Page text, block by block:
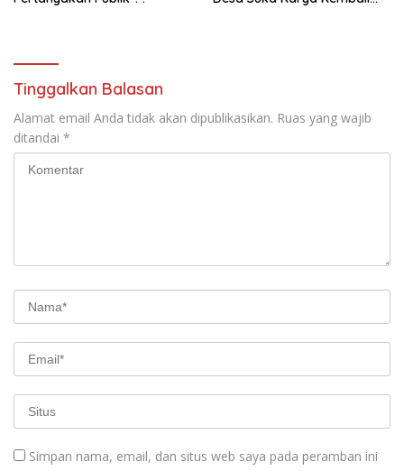
Tinggalkan Balasan
Alamat email Anda tidak akan dipublikasikan. Ruas yang wajib
ditandai *
Simpan nama, email, dan situs web saya pada peramban ini